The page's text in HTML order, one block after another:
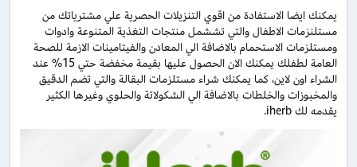
يمكنك ايضا الاستفادة من اقوي التنزيلات الحصرية علي مشترياتك من
مستلنزمات الاطفال والتي تششمل منتجات التغذية المتنوعة وادوات
ومستلزمات الاستحمام بالاضافة الي المعادن والفيتامينات الازمة للصحة
العامة لطفلك يمكنك الان الحصول عليها بقيمة مخفضة حتي 15% عند
الشراء اون لاين، كما يمكنك شراء مستلزمات البقالة والتي تضم الدقيق
والمخبوزات والخلطات بالاضافة الي الشكولاتة والحلوي وغيرها الكثير
يقدمه لك iherb.